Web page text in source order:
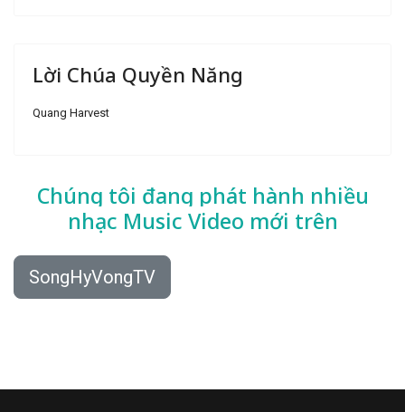
Lời Chúa Quyền Năng
Quang Harvest
Chúng tôi đang phát hành nhiều
nhạc Music Video mới trên
SongHyVongTV